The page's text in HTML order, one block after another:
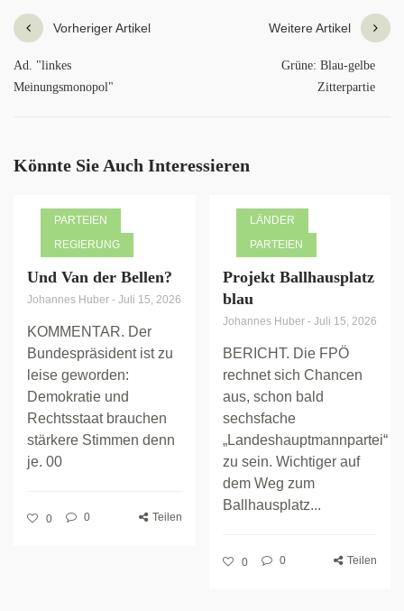
Vorheriger Artikel
Ad. "linkes
Meinungsmonopol"
Weitere Artikel
Grüne: Blau-gelbe
Zitterpartie
Könnte Sie Auch Interessieren
PARTEIEN
REGIERUNG
Und Van der Bellen?
Johannes Huber - Juli 15, 2026
KOMMENTAR. Der
Bundespräsident ist zu
leise geworden:
Demokratie und
Rechtsstaat brauchen
stärkere Stimmen denn
je. 00
0 0 Teilen
LÄNDER
PARTEIEN
Projekt Ballhausplatz
blau
Johannes Huber - Juli 15, 2026
BERICHT. Die FPÖ
rechnet sich Chancen
aus, schon bald
sechsfache
„Landeshauptmannpartei“
zu sein. Wichtiger auf
dem Weg zum
Ballhausplatz...
0 0 Teilen